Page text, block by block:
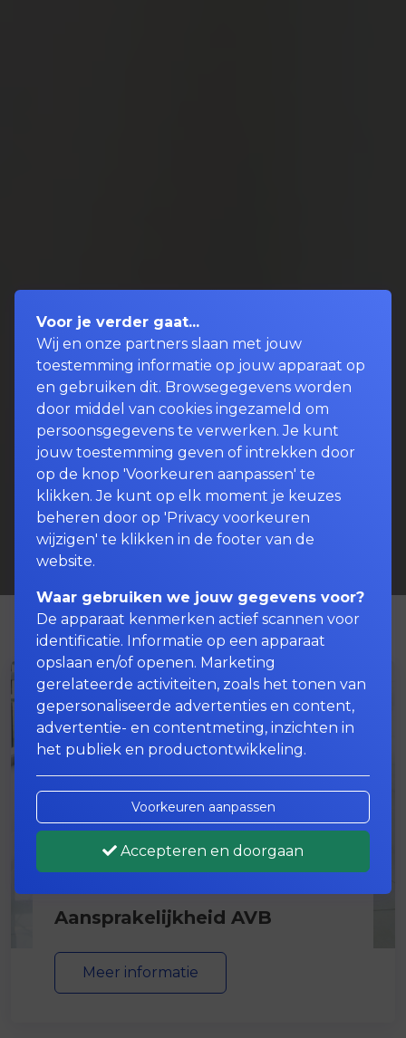
Aansprakelijkheid AVB
Meer informatie
Voor je verder gaat...
Wij en onze partners slaan met jouw
toestemming informatie op jouw apparaat op
en gebruiken dit. Browsegegevens worden
door middel van cookies ingezameld om
persoonsgegevens te verwerken. Je kunt
jouw toestemming geven of intrekken door
op de knop 'Voorkeuren aanpassen' te
klikken. Je kunt op elk moment je keuzes
beheren door op 'Privacy voorkeuren
wijzigen' te klikken in de footer van de
website.
Waar gebruiken we jouw gegevens voor?
De apparaat kenmerken actief scannen voor
identificatie. Informatie op een apparaat
opslaan en/of openen. Marketing
gerelateerde activiteiten, zoals het tonen van
gepersonaliseerde advertenties en content,
advertentie- en contentmeting, inzichten in
het publiek en productontwikkeling.
Voorkeuren aanpassen
Accepteren en doorgaan